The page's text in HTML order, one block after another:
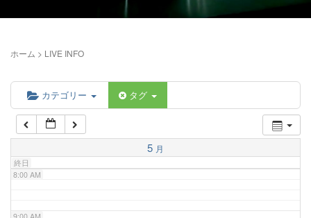
ホーム > LIVE INFO
カテゴリー タグ
5 月
終日
5:00 AM
6:00 AM
7:00 AM
8:00 AM